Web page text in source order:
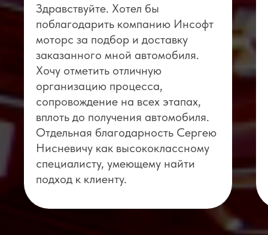
Здравствуйте. Хотел бы
поблагодарить компанию Инсофт
моторс за подбор и доставку
заказанного мной автомобиля.
Хочу отметить отличную
организацию процесса,
сопровождение на всех этапах,
вплоть до получения автомобиля.
Отдельная благодарность Сергею
Нисневичу как высококлассному
специалисту, умеющему найти
подход к клиенту.